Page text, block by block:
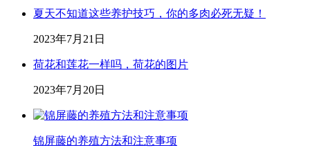
夏天不知道这些养护技巧，你的多肉必死无疑！
2023年7月21日
荷花和莲花一样吗，荷花的图片
2023年7月20日
锦屏藤的养殖方法和注意事项